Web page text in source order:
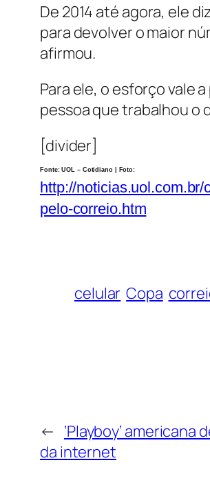
De 2014 até agora, ele
para devolver o maior
afirmou.
Para ele, o esforço vale
pessoa que trabalhou o
[divider]
Fonte: UOL – Cotidiano | Foto:
http://
pelo-correio.htm
celular Copa
← ‘Playboy’
da internet